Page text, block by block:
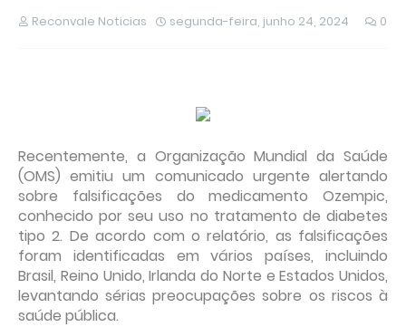
Reconvale Noticias segunda-feira, junho 24, 2024 0
Recentemente, a Organização Mundial da Saúde
(OMS) emitiu um comunicado urgente alertando
sobre falsificações do medicamento Ozempic,
conhecido por seu uso no tratamento de diabetes
tipo 2. De acordo com o relatório, as falsificações
foram identificadas em vários países, incluindo
Brasil, Reino Unido, Irlanda do Norte e Estados Unidos,
levantando sérias preocupações sobre os riscos à
saúde pública.